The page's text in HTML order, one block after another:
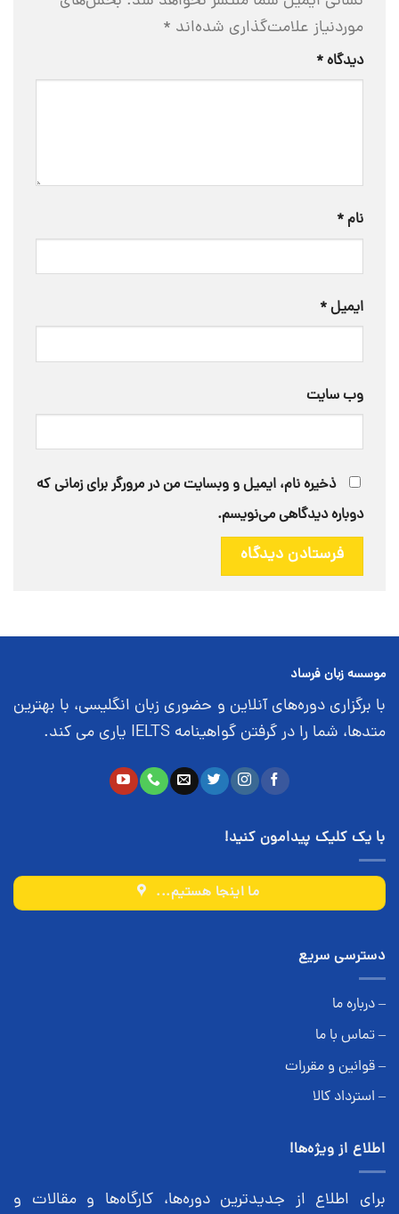
موردنیاز علامت‌گذاری شده‌اند *
دیدگاه*
نام*
ایمیل*
وب‌ سایت
ذخیره نام، ایمیل و وبسایت من در مرورگر برای زمانی که
دوباره دیدگاهی می‌نویسم.
موسسه زبان فرساد
با برگزاری دوره‌های آنلاین و حضوری زبان انگلیسی، با بهترین
متدها، شما را در گرفتن گواهینامه IELTS یاری می کند.
با یک کلیک پیدامون کنید!
ما اینجا هستیم...
دسترسی سریع
– درباره ما
– تماس با ما
– قوانین و مقررات
– استرداد کالا
اطلاع از ویژه‌ها!
برای اطلاع از جدیدترین دوره‌ها، کارگاه‌ها و مقالات و